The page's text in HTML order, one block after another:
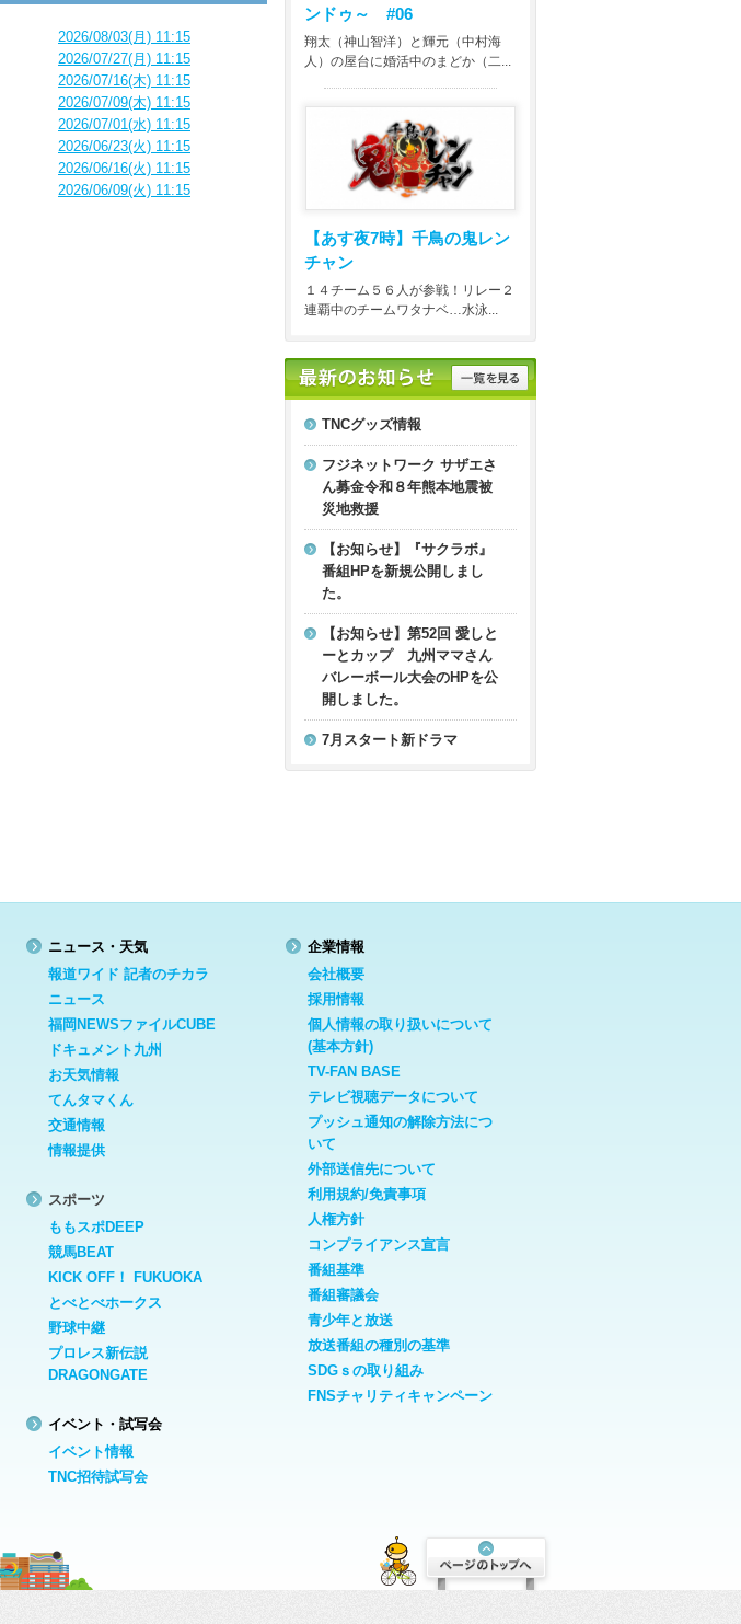
2026/08/03(月) 11:15
2026/07/27(月) 11:15
2026/07/16(木) 11:15
2026/07/09(木) 11:15
2026/07/01(水) 11:15
2026/06/23(火) 11:15
2026/06/16(火) 11:15
2026/06/09(火) 11:15
ンドゥ～ #06
翔太（神山智洋）と輝元（中村海
人）の屋台に婚活中のまどか（二...
【あす夜7時】 千鳥の鬼レン
チャン
１４チーム５６人が参戦！リレー２
連覇中のチームワタナベ…水泳...
TNCグッズ情報
フジネットワーク サザエさ
ん募金令和８年熊本地震被
災地救援
【お知らせ】『サクラボ』
番組HPを新規公開しまし
た。
【お知らせ】第52回 愛しと
ーとカップ 九州ママさん
バレーボール大会のHPを公
開しました。
7月スタート新ドラマ
ニュース・天気
報道ワイド 記者のチカラ
ニュース
福岡NEWSファイルCUBE
ドキュメント九州
お天気情報
てんタマくん
交通情報
情報提供
スポーツ
ももスポDEEP
競馬BEAT
KICK OFF！ FUKUOKA
とべとべホークス
野球中継
プロレス新伝説
DRAGONGATE
イベント・試写会
イベント情報
TNC招待試写会
企業情報
会社概要
採用情報
個人情報の取り扱いについて
(基本方針)
TV-FAN BASE
テレビ視聴データについて
プッシュ通知の解除方法につ
いて
外部送信先について
利用規約/免責事項
人権方針
コンプライアンス宣言
番組基準
番組審議会
青少年と放送
放送番組の種別の基準
SDGｓの取り組み
FNSチャリティキャンペーン